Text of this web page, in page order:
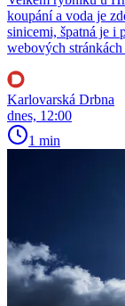
koupání a voda je
sinicemi, špatná je i
webových
Karlovarská Drbna
dnes, 12:00
1 min